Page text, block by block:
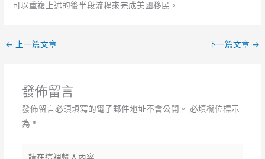
可以重複上述的後半段流程來完成美國移民。
← 上一篇文章 下一篇文章 →
發佈留言
發佈留言必須填寫的電子郵件地址不會公開。 必填欄位標示
為 *